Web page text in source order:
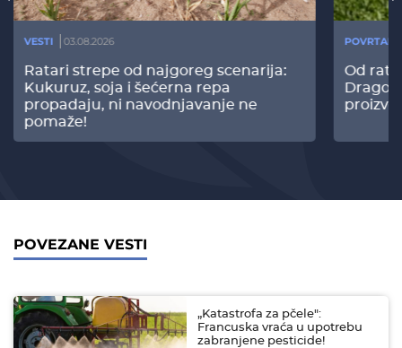
VESTI 03.08.2026
Ratari strepe od najgoreg scenarija:
Kukuruz, soja i šećerna repa
propadaju, ni navodnjavanje ne
pomaže!
Od
POVEZANE VESTI
„Katastrofa za pčele":
Francuska vraća u upotrebu
zabranjene pesticide!